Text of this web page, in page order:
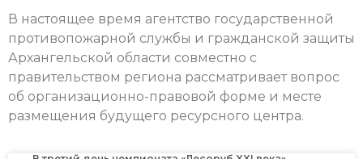
В настоящее время агентство государственной
противопожарной службы и гражданской защиты
Архангельской области совместно с
правительством региона рассматривает вопрос
об организационно-правовой форме и месте
размещения будущего ресурсного центра.